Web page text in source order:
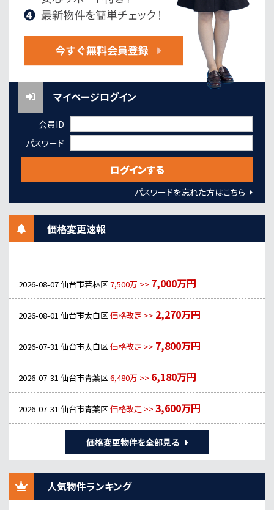
マイページログイン
会員ID
パスワード
パスワードを忘れた方はこちら
価格変更速報
2026-08-07仙台市若林区7,500万 >> 7,000万円
2026-08-01 仙台市太白区価格改定 >> 2,270万円
2026-07-31 仙台市太白区価格改定 >> 7,800万円
2026-07-31 仙台市青葉区6,480万 >> 6,180万円
2026-07-31 仙台市青葉区価格改定 >> 3,600万円
価格変更物件を全部見る
人気物件ランキング